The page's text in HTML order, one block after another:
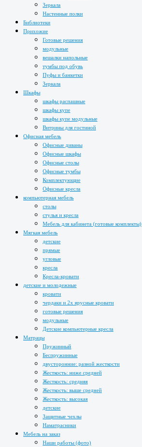
Зеркала
Настенные полки
Библиотеки
Прихожие
Готовые решения
модульные
вешалки напольные
тумбы под обувь
Пуфы и банкетки
Зеркала
Шкафы
шкафы распашные
шкафы купе
шкафы купе модульные
Витрины для гостиной
Офисная мебель
Офисные диваны
Офисные шкафы
Офисные столы
Офисные тумбы
Комплектующие
Офисные кресла
компьютерная мебель
столы
стулья и кресла
Мебель для кабинета (готовые комплекты)
Мягкая мебель
детские
прямые
угловые
кресла
Кресла-кровати
детские и молодежные
кровати
чердаки и 2х ярусные кровати
готовые решения
модульные
Детские компьютерные кресла
Матрацы
Пружинный
Беспружинные
двусторонние: разной жесткости
Жесткость: ниже средней
Жесткость: средняя
Жесткость: выше средней
Жесткость: высокая
детские
Защитные чехлы
Наматрасники
Мебель на заказ
Наши работы (фото)